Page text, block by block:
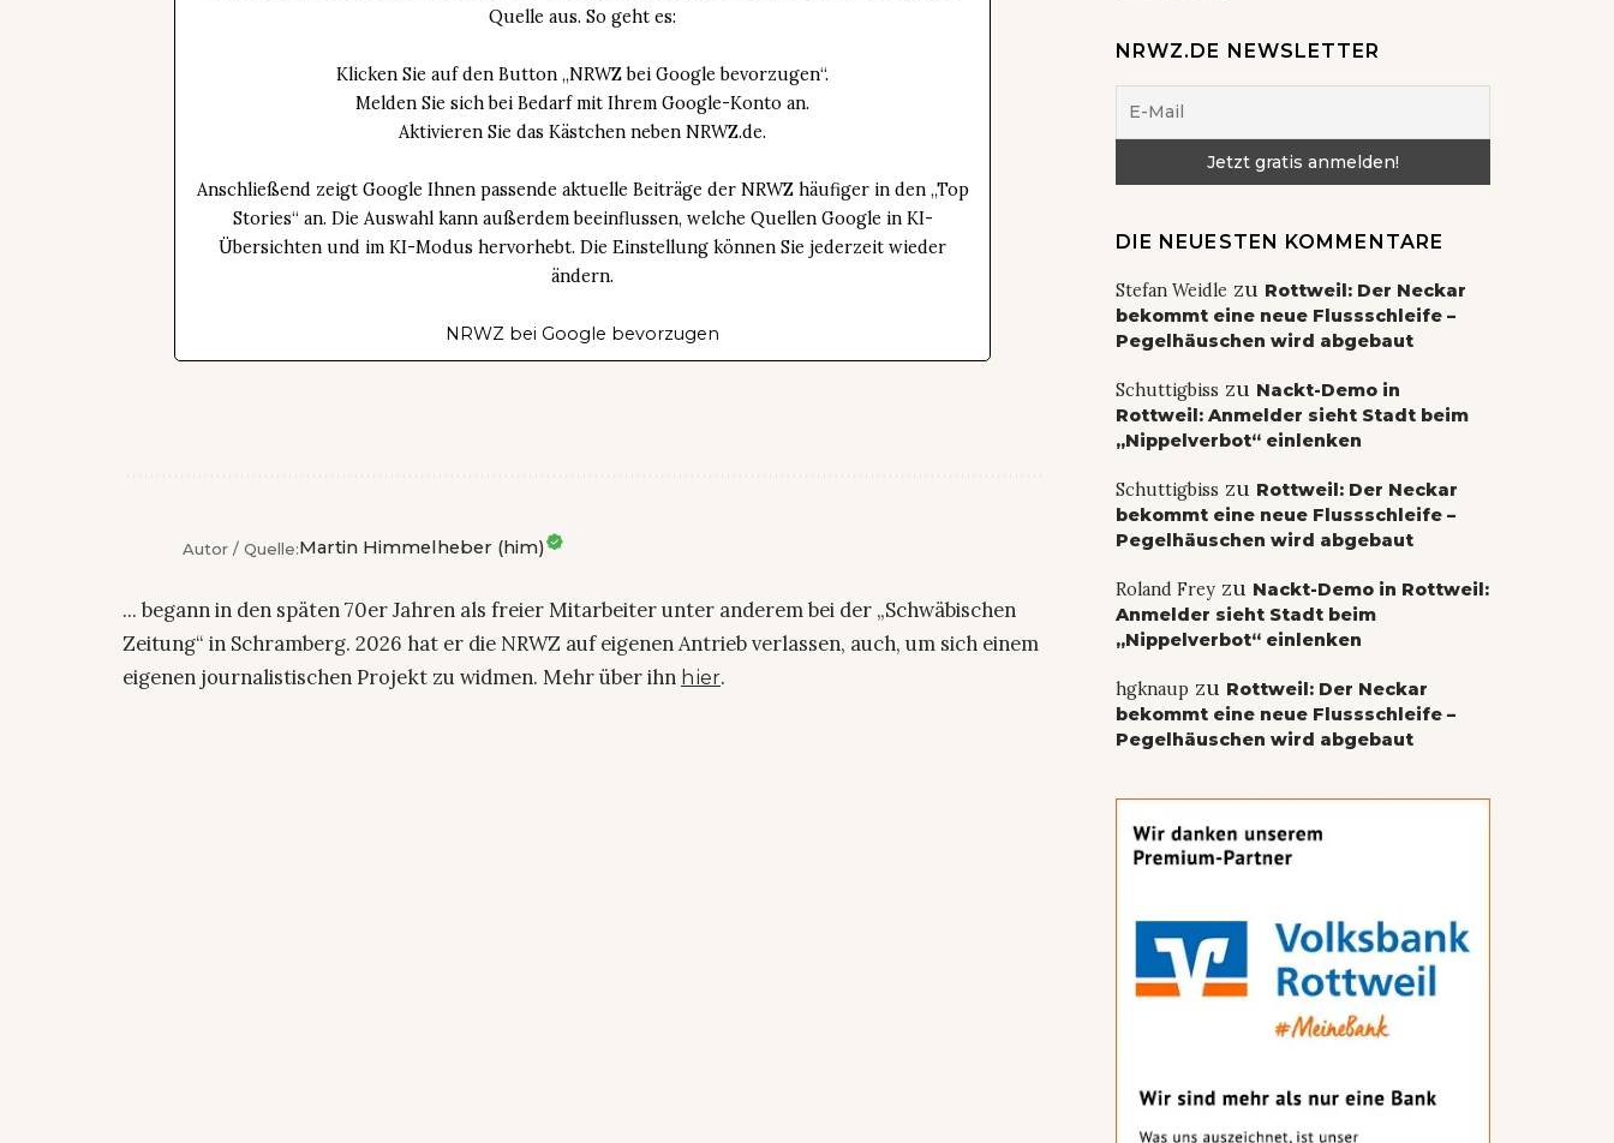
Quelle aus. So geht es:
Klicken Sie auf den Button „NRWZ bei Google bevorzugen“.
Melden Sie sich bei Bedarf mit Ihrem Google-Konto an.
Aktivieren Sie das Kästchen neben NRWZ.de.
Anschließend zeigt Google Ihnen passende aktuelle Beiträge der NRWZ häufiger in den „Top
Stories“ an. Die Auswahl kann außerdem beeinflussen, welche Quellen Google in KI-
Übersichten und im KI-Modus hervorhebt. Die Einstellung können Sie jederzeit wieder
ändern.
NRWZ bei Google bevorzugen
Autor / Quelle:Martin Himmelheber (him)
... begann in den späten 70er Jahren als freier Mitarbeiter unter anderem bei der „Schwäbischen
Zeitung“ in Schramberg. 2026 hat er die NRWZ auf eigenen Antrieb verlassen, auch, um sich einem
eigenen journalistischen Projekt zu widmen. Mehr über ihn hier.
NRWZ.DE NEWSLETTER
DIE NEUESTEN KOMMENTARE
Stefan Weidle zu Rottweil: Der Neckar
bekommt eine neue Flussschleife –
Pegelhäuschen wird abgebaut
Schuttigbiss zu Nackt-Demo in
Rottweil: Anmelder sieht Stadt beim
„Nippelverbot“ einlenken
Schuttigbiss zu Rottweil: Der Neckar
bekommt eine neue Flussschleife –
Pegelhäuschen wird abgebaut
Roland Freyzu Nackt-Demo in Rottweil:
Anmelder sieht Stadt beim
„Nippelverbot“ einlenken
hgknaupzu Rottweil: Der Neckar
bekommt eine neue Flussschleife –
Pegelhäuschen wird abgebaut